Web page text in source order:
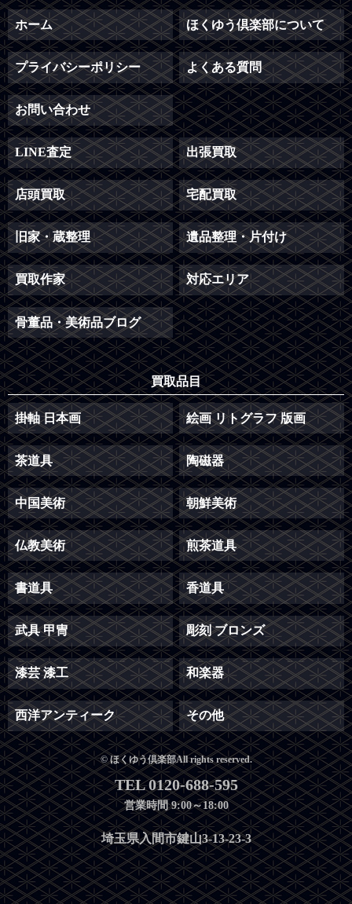
ホーム ほくゆう倶楽部について
プライバシーポリシー よくある質問
お問い合わせ
LINE査定 出張買取
店頭買取 宅配買取
旧家・蔵整理 遺品整理・片付け
買取作家 対応エリア
骨董品・美術品ブログ
買取品目
掛軸 日本画 絵画 リトグラフ 版画
茶道具 陶磁器
中国美術 朝鮮美術
仏教美術 煎茶道具
書道具 香道具
武具 甲冑 彫刻 ブロンズ
漆芸 漆工 和楽器
西洋アンティーク その他
© ほくゆう倶楽部All rights reserved.
TEL 0120-688-595
営業時間 9:00～18:00
埼玉県入間市鍵山3-13-23-3